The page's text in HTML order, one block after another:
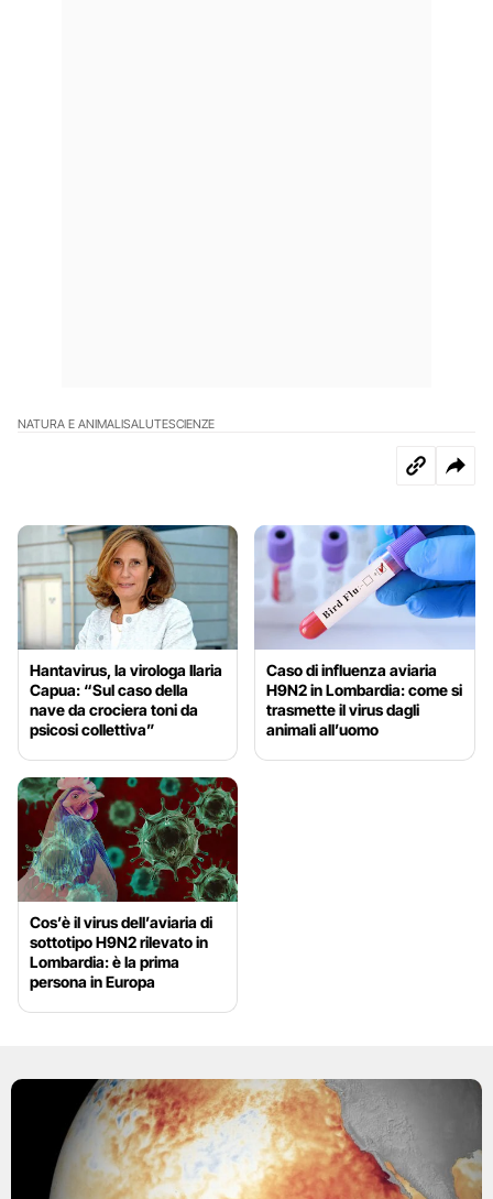
NATURA E ANIMALISALUTESCIENZE
Hantavirus, la virologa Ilaria
Capua: “Sul caso della
nave da crociera toni da
psicosi collettiva”
Caso di influenza aviaria
H9N2 in Lombardia: come si
trasmette il virus dagli
animali all’uomo
Cos’è il virus dell’aviaria di
sottotipo H9N2 rilevato in
Lombardia: è la prima
persona in Europa